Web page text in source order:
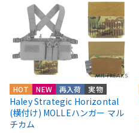
HOT NEW 再入荷 実物
Haley Strategic Horizontal
(横付け) MOLLEハンガー マル
チカム